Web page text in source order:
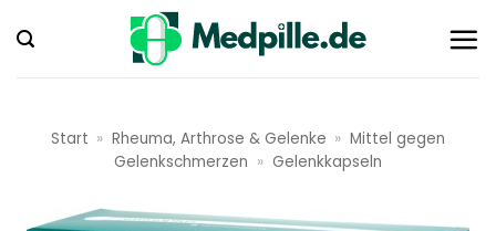
Inhalt
springen
Start » Rheuma, Arthrose & Gelenke » Mittel gegen
Gelenkschmerzen » Gelenkkapseln